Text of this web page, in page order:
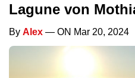
Lagune von
By Alex — ON Mar 20, 2024